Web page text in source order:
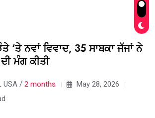
‘ਤੇ ਨਵਾਂ ਵਿਵਾਦ, 35 ਸਾਬਕਾ ਜੱਜਾਂ ਨੇ
ਮੰਗ ਕੀਤੀ
USA / 2 months
May 28, 2026